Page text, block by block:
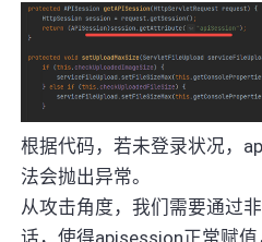
根据代码，若未登录状况，
法会抛出异常。
从攻击角度，我们需要通过